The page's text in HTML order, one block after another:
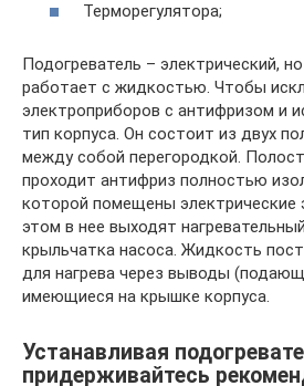
Терморегулятора;
Подогреватель – электрический,
работает с жидкостью. Чтобы
электроприборов с антифризом и
тип корпуса. Он состоит из двух
между собой перегородкой.
проходит антифриз полностью
которой помещены электрические
этом в нее выходят
крыльчатка насоса. Жидкость
для нагрева через выводы
имеющиеся на крышке корпуса.
Устанавливая
придерживайтесь